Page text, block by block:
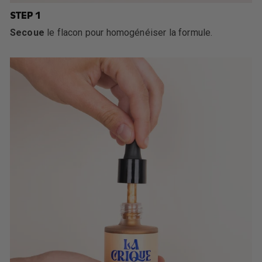
STEP 1
Secoue le flacon pour homogénéiser la formule.